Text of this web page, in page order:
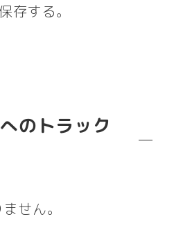
存する。
のトラック
せん。